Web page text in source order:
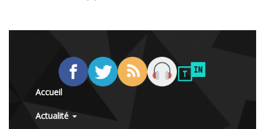
Accueil
Actualité